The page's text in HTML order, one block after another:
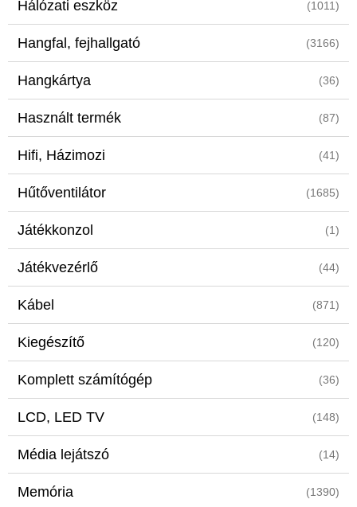
Hálózati eszköz (1011)
Hangfal, fejhallgató (3166)
Hangkártya (36)
Használt termék (87)
Hifi, Házimozi (41)
Hűtőventilátor (1685)
Játékkonzol (1)
Játékvezérlő (44)
Kábel (871)
Kiegészítő (120)
Komplett számítógép (36)
LCD, LED TV (148)
Média lejátszó (14)
Memória (1390)